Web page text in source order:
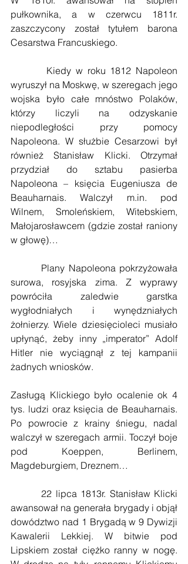
pułkownika, a w czerwcu 1811r.
zaszczycony został tytułem barona
Cesarstwa Francuskiego.
wyruszył na Moskwę, w szeregach jego
wojska było całe mnóstwo Polaków,
którzy liczyli na odzyskanie
niepodległości przy pomocy
Napoleona. W służbie Cesarzowi był
również Stanisław Klicki. Otrzymał
przydział do sztabu pasierba
Napoleona – księcia Eugeniusza de
Beauharnais. Walczył m.in. pod
Wilnem, Smoleńskiem, Witebskiem,
Małojarosławcem (gdzie został raniony
w głowę)…
surowa, rosyjska zima. Z wyprawy
powróciła zaledwie garstka
wygłodniałych i wynędzniałych
żołnierzy. Wiele dziesięcioleci musiało
upłynąć, żeby inny „imperator” Adolf
Hitler nie wyciągnął z tej kampanii
żadnych wniosków.
Zasługą Klickiego było ocalenie ok 4
tys. ludzi oraz księcia de Beauharnais.
Po powrocie z krainy śniegu, nadal
walczył w szeregach armii. Toczył boje
pod Koeppen, Berlinem,
Magdeburgiem, Dreznem…
awansował na generała brygady i objął
dowództwo nad 1 Brygadą w 9 Dywizji
Kawalerii Lekkiej. W bitwie pod
Lipskiem został ciężko ranny w nogę.